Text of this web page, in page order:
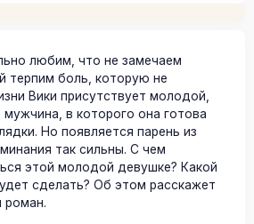
любим, что не замечаем
терпим боль, которую не
Вики присутствует молодой,
в которого она готова
Но появляется парень из
так сильны. С чем
этой молодой девушке? Какой
сделать? Об этом расскажет
роман.